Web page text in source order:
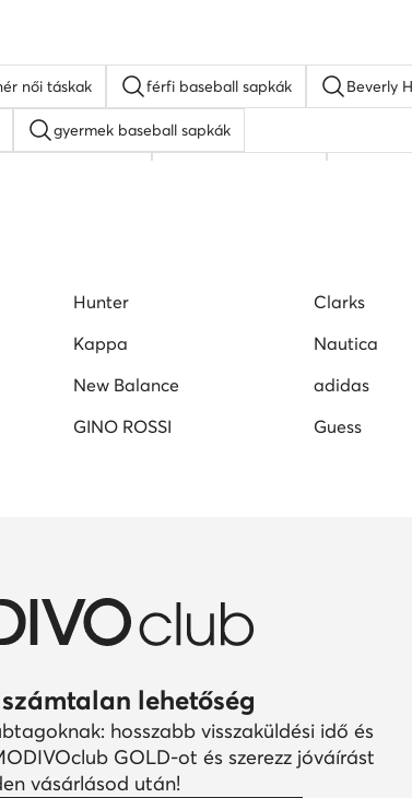
női táskak férfi baseball sapkák Beverly
gyermek baseball sapkák
Hunter Clarks
Kappa Nautica
New Balance adidas
GINO ROSSI Guess
lehetőség
hosszabb visszaküldési idő és
GOLD-ot és szerezz jóváírást
vásárlásod után!